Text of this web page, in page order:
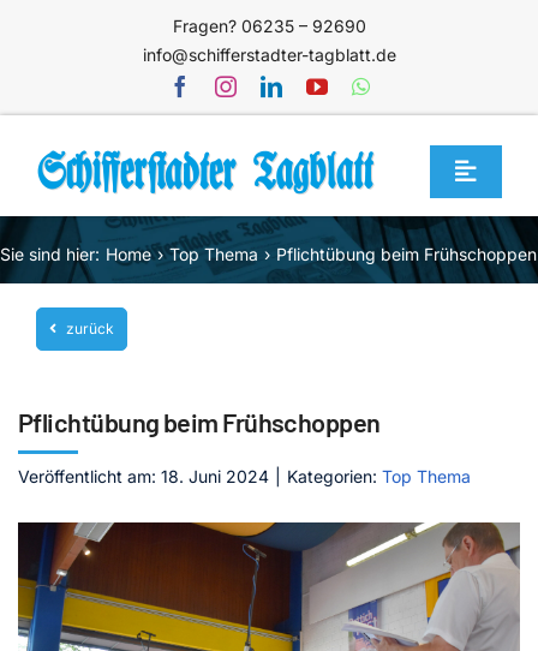
Fragen? 06235 – 92690
info@schifferstadter-tagblatt.de
Toggle
Home
Themen
Blog
Service
Mediathek
Jetzt abonnieren
Kontakt
Sie sind hier: Home Top Thema Pflichtübung beim Frühschoppen
zurück
Pflichtübung beim Frühschoppen
Veröffentlicht am: 18. Juni 2024 Kategorien: Top Thema